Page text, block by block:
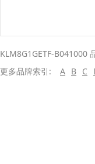
KLM8G1GETF-B041000
更多品牌索引:
A B C